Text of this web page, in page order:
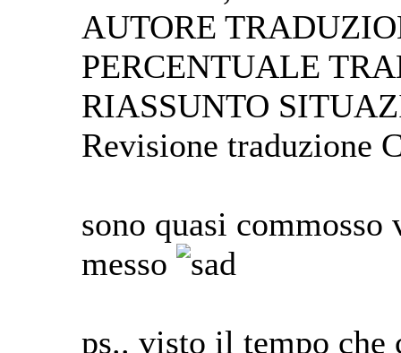
AUTORE
PERCENTUALE
RIASSUNTO
Revisione traduzione
sono quasi
messo
ps.. visto il tempo che